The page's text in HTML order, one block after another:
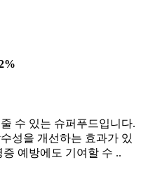
수 있는 슈퍼푸드입니다.
성을 개선하는 효과가 있
예방에도 기여할 수 ..